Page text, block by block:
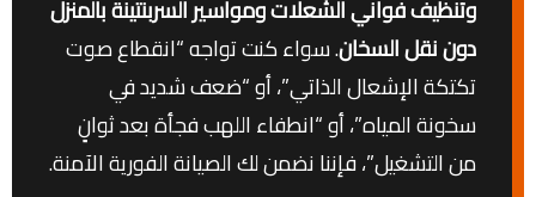
وتنظيف فواني الشعلات ومواسير السربنتينة بالمنزل
دون نقل السخان. سواء كنت تواجه “انقطاع صوت
تكتكة الإشعال الذاتي”، أو “ضعف شديد في
سخونة المياه”، أو “انطفاء اللهب فجأة بعد ثوانٍ
من التشغيل”، فإننا نضمن لك الصيانة الفورية الآمنة.